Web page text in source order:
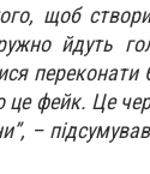
щоб
йдуть
це фейк. Це
–